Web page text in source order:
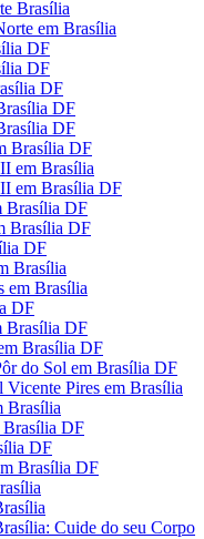
Brasília
em Brasília
DF
DF
DF
DF
DF
Brasília DF
em Brasília
em Brasília DF
Brasília DF
Brasília DF
DF
Brasília
em Brasília
DF
Brasília DF
Brasília DF
do Sol em Brasília DF
Vicente Pires em Brasília
Brasília
Brasília DF
DF
Brasília DF
Cuide do seu Corpo